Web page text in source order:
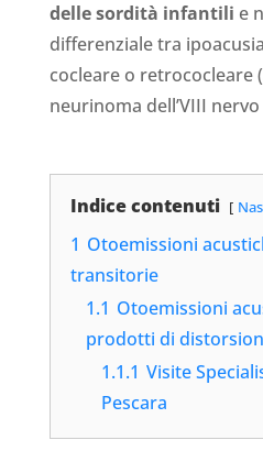
delle sordità infantili e
differenziale tra
cocleare o retrococleare
neurinoma dell’VIII
Indice contenuti
1 Otoemissioni
transitorie
1.1 Otoemissioni
prodotti di
1.1.1 Visite
Pescara